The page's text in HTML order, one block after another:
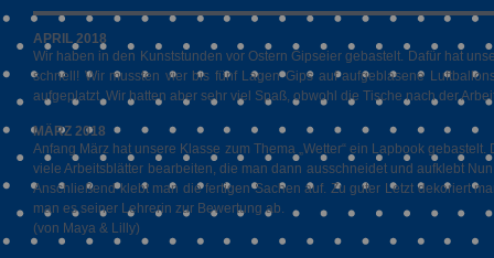
APRIL 2018
Wir haben in den Kunststunden vor Ostern Gipseier gebastelt. Dafür hat
schnell! Wir mussten vier bis fünf Lagen Gips auf aufgeblasene
aufgeplatzt. Wir hatten aber sehr viel Spaß, obwohl die Tische nach der
MÄRZ 2018
Anfang März hat unsere Klasse zum Thema „Wetter“ ein Lapbook
viele Arbeitsblätter bearbeiten, die man dann ausschneidet und aufklebt
Anschließend klebt man die fertigen Sachen auf. Zu guter Letzt dekoriert
man es seiner Lehrerin zur Bewertung ab.
(von Maya & Lilly)